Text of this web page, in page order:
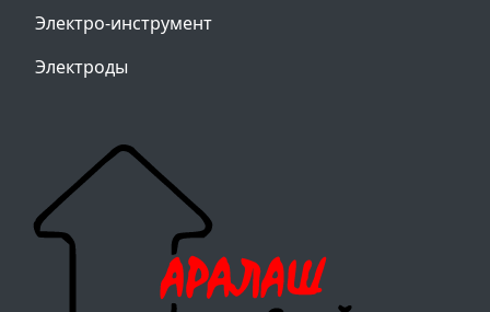
Электро-инструмент
Электроды